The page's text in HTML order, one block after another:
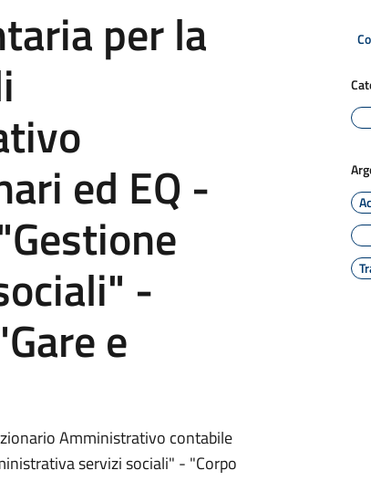
per la
ed EQ -
-
e
Amministrativo contabile
servizi sociali" - "Corpo